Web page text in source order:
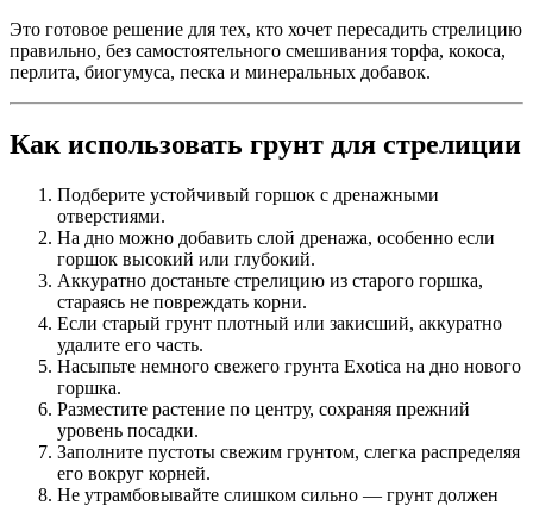
Это готовое решение для тех, кто хочет пересадить стрелицию
правильно, без самостоятельного смешивания торфа, кокоса,
перлита, биогумуса, песка и минеральных добавок.
Как использовать грунт для стрелиции
Подберите устойчивый горшок с дренажными
отверстиями.
На дно можно добавить слой дренажа, особенно если
горшок высокий или глубокий.
Аккуратно достаньте стрелицию из старого горшка,
стараясь не повреждать корни.
Если старый грунт плотный или закисший, аккуратно
удалите его часть.
Насыпьте немного свежего грунта Exotica на дно нового
горшка.
Разместите растение по центру, сохраняя прежний
уровень посадки.
Заполните пустоты свежим грунтом, слегка распределяя
его вокруг корней.
Не утрамбовывайте слишком сильно — грунт должен